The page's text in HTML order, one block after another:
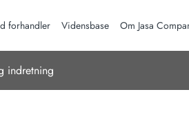
forhandler Vidensbase Om Jasa
indretning